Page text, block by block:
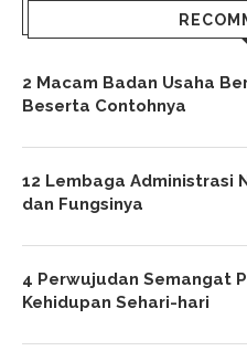
2 Macam Badan Usaha
Beserta Contohnya
12 Lembaga Administrasi
dan Fungsinya
4 Perwujudan Semangat
Kehidupan Sehari-hari